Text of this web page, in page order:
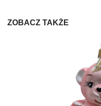
ZOBACZ TAKŻE